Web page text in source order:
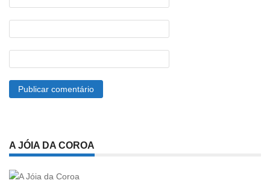
A JÓIA DA COROA